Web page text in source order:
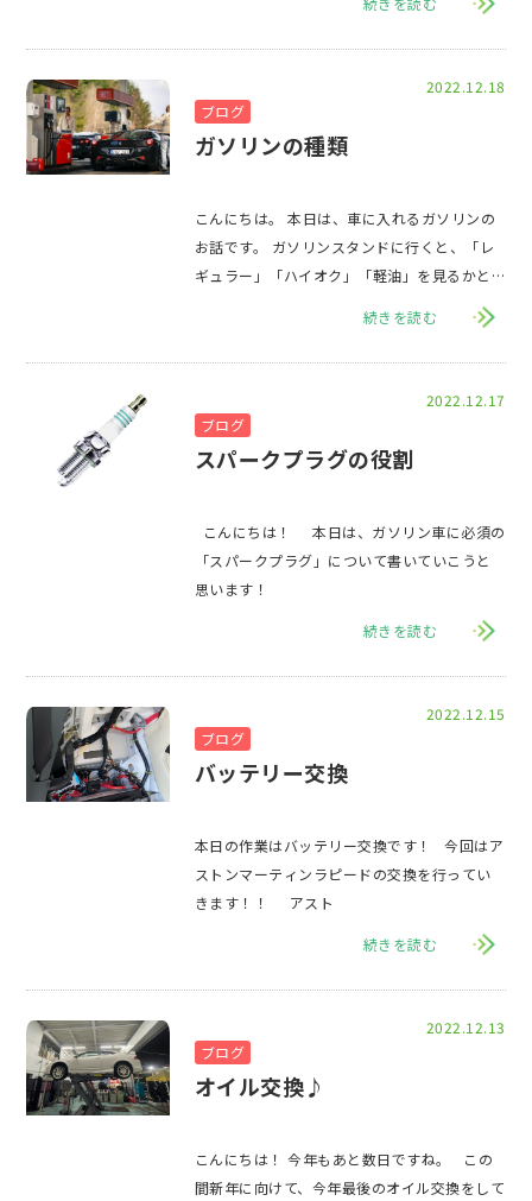
2022.12.18
ブログ
ガソリンの種類
こんにちは。 本日は、車に入れるガソリンの
お話です。 ガソリンスタンドに行くと、「レ
ギュラー」「ハイオク」「軽油」を見るかと
続きを読む
2022.12.17
ブログ
スパークプラグの役割
「スパークプラグ」について書いていこうと
続きを読む
2022.12.15
ブログ
バッテリー交換
本日の作業はバッテリー交換です！ 今回はア
ストンマーティンラピードの交換を行ってい
きます！！ アスト
続きを読む
2022.12.13
ブログ
オイル交換♪
こんにちは！ 今年もあと数日ですね。 この
間新年に向けて、今年最後のオイル交換をして